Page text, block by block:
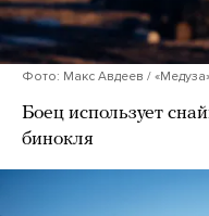
Фото: Макс Авдеев /
Боец использует
бинокля